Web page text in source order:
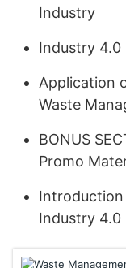
Industry
Industry 4.0
Application
Waste
BONUS
Promo
Industry 4.0